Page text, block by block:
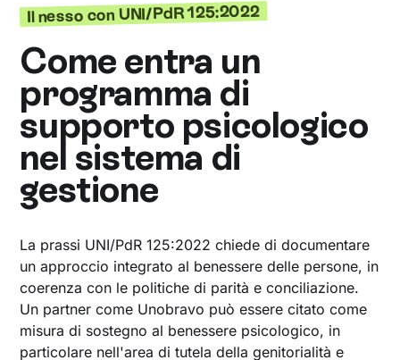
Il nesso con UNI/PdR 125:2022
Come entra un
programma di
supporto psicologico
nel sistema di
gestione
La prassi UNI/PdR 125:2022 chiede di documentare
un approccio integrato al benessere delle persone, in
coerenza con le politiche di parità e conciliazione.
Un partner come Unobravo può essere citato come
misura di sostegno al benessere psicologico, in
particolare nell'area di tutela della genitorialità e